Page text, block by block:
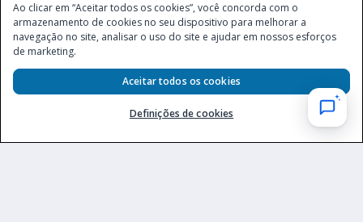
Este site é operado pela Ventmear Brasil LTDA (CNPJ 52.868.380/0001-84), com
endereço na Avenida Brigadeiro Faria Lima, nº 4.055, 3º andar, Itaim Bibi, no
Município de São Paulo, Estado de São Paulo, CEP 04538-133, Brasil - empresa
Secretaria de Prêmios e Apostas do Ministério da Fazenda, conforme Portaria nº
247, de 07.02.2025, publicada no DOU em 11.2.2025.
Ao clicar em “Aceitar todos os cookies”, você concorda com o
armazenamento de cookies no seu dispositivo para melhorar a
navegação no site, analisar o uso do site e ajudar em nossos esforços
de marketing.
Definições de cookies
Aceitar todos os cookies